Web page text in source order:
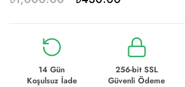
14 Gün
Koşulsuz İade
256-bit SSL
Güvenli Ödeme